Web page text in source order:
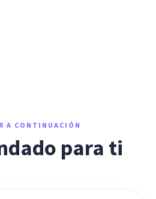
A CONTINUACIÓN
para ti